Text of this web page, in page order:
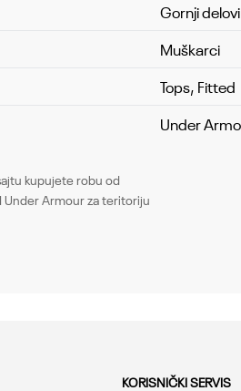
Gornji delovi
Muškarci
Tops, Fitted
Under
kupujete robu od
Armour za teritoriju
KORISNIČKI SERVIS